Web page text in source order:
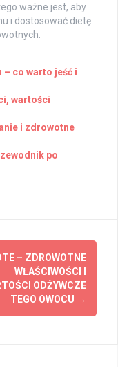
ważne jest, aby
i dostosować dietę
– co warto jeść i
wartości
i zdrowotne
po
– ZDROWOTNE
WŁAŚCIWOŚCI I
ODŻYWCZE
TEGO OWOCU →